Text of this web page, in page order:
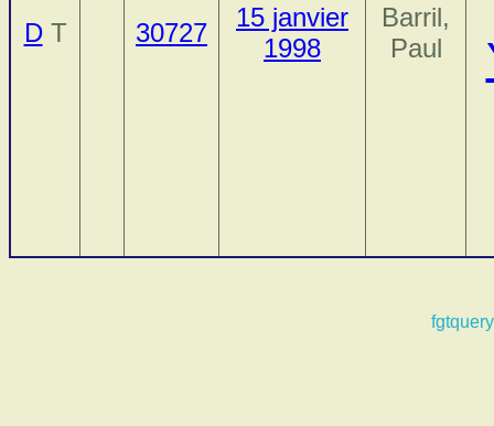
DT 30727
15 janvier
1998
Barril,
Paul